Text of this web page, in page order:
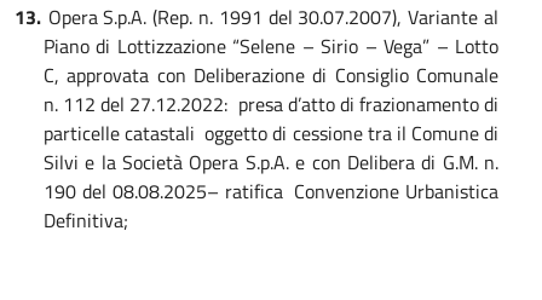
13. Opera S.p.A. (Rep. n. 1991 del 30.07.2007), Variante al
Piano di Lottizzazione “Selene – Sirio – Vega” – Lotto
C, approvata con Deliberazione di Consiglio Comunale
n. 112 del 27.12.2022: presa d’atto di frazionamento di
particelle catastali oggetto di cessione tra il Comune di
Silvi e la Società Opera S.p.A. e con Delibera di G.M. n.
190 del 08.08.2025– ratifica Convenzione Urbanistica
Definitiva;